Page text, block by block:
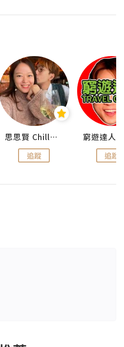
思思賢 ChillMyBabe
追蹤 追蹤